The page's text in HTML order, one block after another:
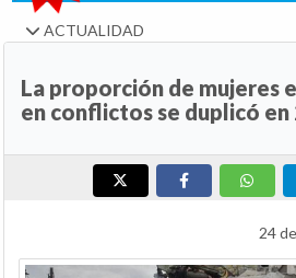
ACTUALIDAD
La proporción de mujeres
en conflictos se duplicó en
24